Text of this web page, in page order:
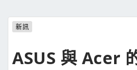
新訊
ASUS 與 Acer